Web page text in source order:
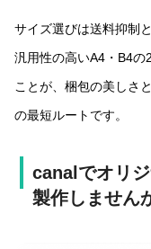
サイズ選びは送料抑制
汎用性の高いA4・B4の
ことが、梱包の美しさ
の最短ルートです。
canalでオリ
製作しません